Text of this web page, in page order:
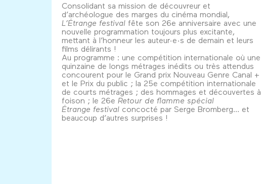
Consolidant sa mission de découvreur et
d’archéologue des marges du cinéma mondial,
L’Étrange festival fête son 26e anniversaire avec une
nouvelle programmation toujours plus excitante,
mettant à l’honneur les auteur·e·s de demain et leurs
films délirants !
Au programme : une compétition internationale où une
quinzaine de longs métrages inédits ou très attendus
concourent pour le Grand prix Nouveau Genre Canal +
et le Prix du public ; la 25e compétition internationale
de courts métrages ; des hommages et découvertes à
foison ; le 26e Retour de flamme spécial
Étrange festival concocté par Serge Bromberg… et
beaucoup d’autres surprises !